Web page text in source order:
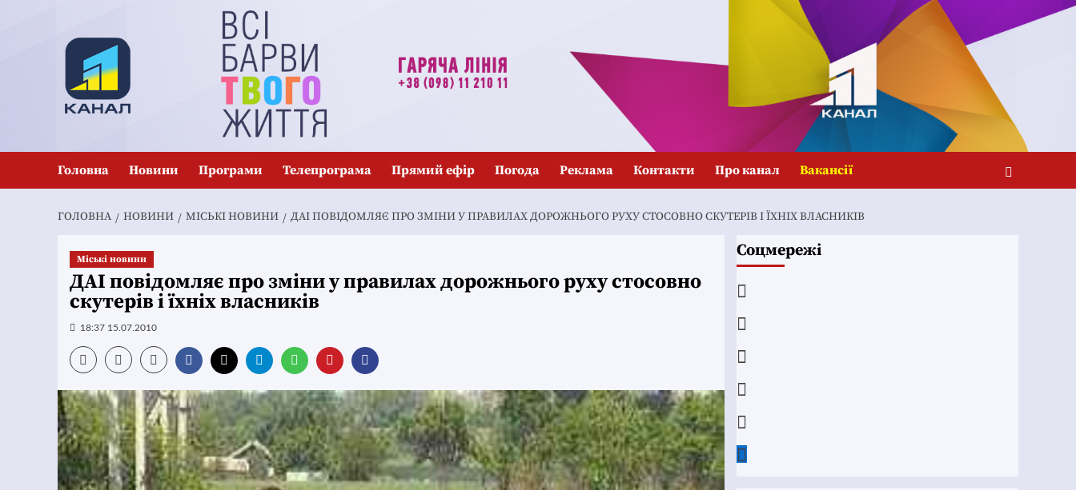
Головна Новини Програми Телепрограма Прямий ефір Погода Реклама Контакти Про канал Вакансії
ГОЛОВНА НОВИНИ MІСЬКІ НОВИНИ ДАІ ПОВІДОМЛЯЄ ПРО ЗМІНИ У ПРАВИЛАХ ДОРОЖНЬОГО РУХУ СТОСОВНО СКУТЕРІВ І ЇХНІХ ВЛАСНИКІВ
Mіські новини
ДАІ повідомляє про зміни у правилах дорожнього руху стосовно
скутерів і їхніх власників
18:37 15.07.2010
Соцмережі